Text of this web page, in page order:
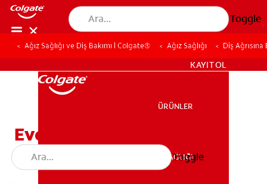
Toggle
KAYIT OL
ÜRÜNLER
AĞIZ SAĞLIĞI
Toggle
Ağız Sağlığı ve Diş Bakımı | Colgate® Ağız Sağlığı Diş
Evde Diş Ağrısına Ne İyi
Gelir ve Nasıl Geçer?